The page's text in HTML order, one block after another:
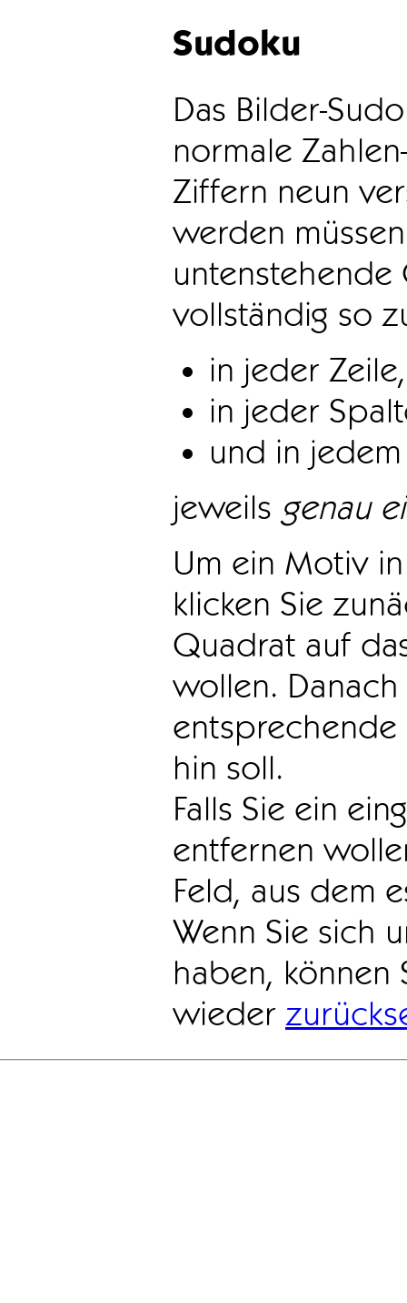
Sudoku
Das Bilder-
normale
Ziffern neun
werden
vollständig so
in jeder Zeile,
in jeder
und in
jeweils genau
Um ein Motiv
klicken Sie
Quadrat auf
wollen.
hin soll.
Falls Sie ein
entfernen
Feld, aus dem
Wenn Sie sich
haben, können
wieder